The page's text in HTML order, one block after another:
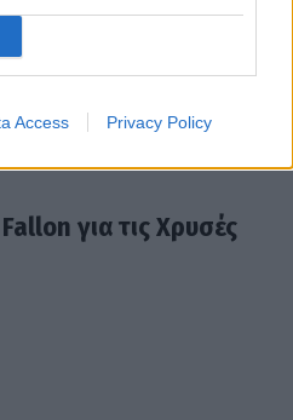
Access Privacy Policy
για τις Χρυσές